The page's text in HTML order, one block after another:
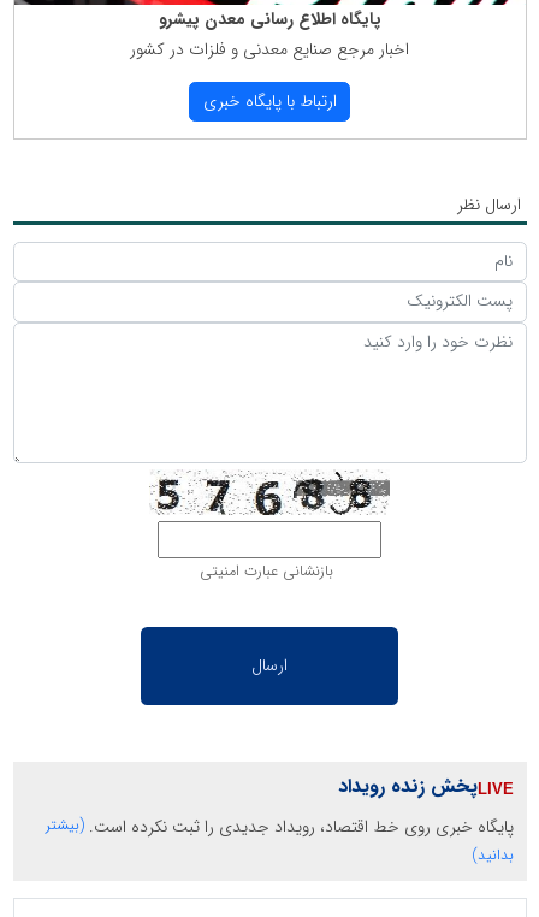
پایگاه اطلاع رسانی معدن پیشرو
اخبار مرجع صنایع معدنی و فلزات در كشور
ارتباط با پایگاه خبری
ارسال نظر
بازنشانی عبارت امنیتی
پخش زنده رویداد
پایگاه خبری روی خط اقتصاد، رویداد جدیدی را ثبت نکرده است. (بیشتر
بدانید)